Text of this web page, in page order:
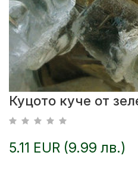
Куцото куче от
5.11 EUR (9.99 лв.)